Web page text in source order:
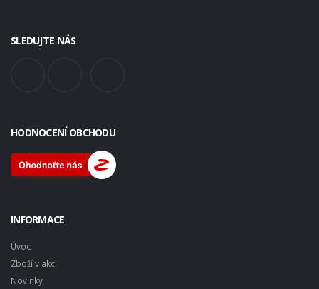
SLEDUJTE NÁS
HODNOCENÍ OBCHODU
INFORMACE
Úvod
Zboží v akci
Novinky